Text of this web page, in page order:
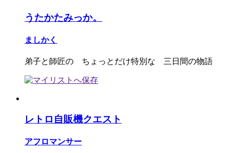
うたかたみっか。
ましかく
弟子と師匠の ちょっとだけ特別な 三日間の物語
レトロ自販機クエスト
アフロマンサー